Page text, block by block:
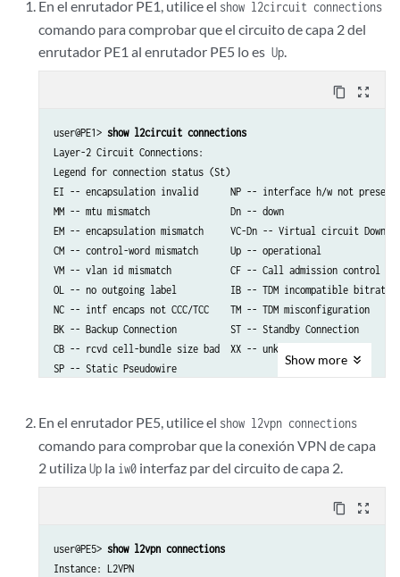
En el enrutador PE1, utilice el show l2circuit connections
comando para comprobar que el circuito de capa 2 del
enrutador PE1 al enrutador PE5 lo es Up.
content_copy zoom_out_map
user@PE1> show l2circuit connections
Layer-2 Circuit Connections:
Legend for connection status (St)
EI -- encapsulation invalid      NP -- interface h/w not
MM -- mtu mismatch               Dn --
EM -- encapsulation mismatch     VC-Dn -- Virtual circuit
CM -- control-word mismatch      Up --
VM -- vlan id mismatch           CF -- Call admission control
OL -- no outgoing label          IB -- TDM incompatible bitrate
NC -- intf encaps not CCC/TCC    TM -- TDM misconfiguration
BK -- Backup Connection          ST -- Standby Connection
CB -- rcvd cell-bundle size bad  XX -- unknown
SP -- Static Pseudowire
Up -- operational
Dn -- down
Neighbor: 192.0.2.5
Interface                 Type  St     Time last up   # Up
Jan  3 22:00:49 2010
      Incoming label: 301328, Outgoing label: 300192
Show more
En el enrutador PE5, utilice el show l2vpn connections
comando para comprobar que la conexión VPN de capa
2 utilizaUp la iw0 interfaz par del circuito de capa 2.
content_copy zoom_out_map
user@PE5> show l2vpn connections
Instance: L2VPN